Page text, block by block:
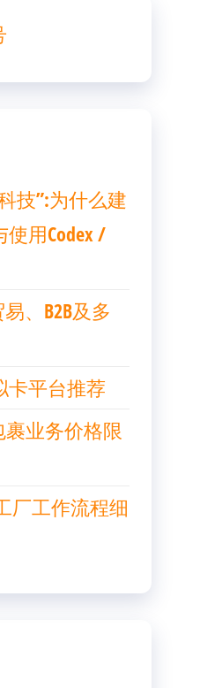
技”:为什么建
用Codex /
、B2B及多
卡平台推荐
裹业务价格限
厂工作流程细